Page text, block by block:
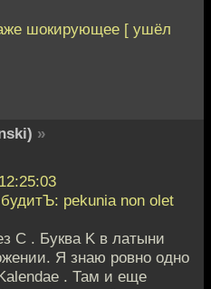
шокирующее [ ушёл
»
pekunia non olet
C . Буква K в латыни
Я знаю ровно одно
. Там и еще